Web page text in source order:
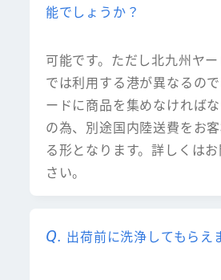
能でしょうか？
可能です。ただし北九州ヤ
では利用する港が異なるの
ードに商品を集めなければ
の為、別途国内陸送費をお
る形となります。詳しくは
さい。
出荷前に洗浄してもらえ